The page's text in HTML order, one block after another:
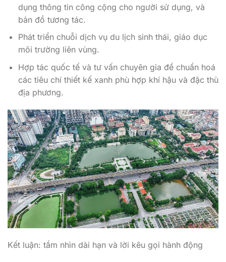
dụng thông tin công cộng cho người sử dụng, và
bản đồ tương tác.
Phát triển chuỗi dịch vụ du lịch sinh thái, giáo dục
môi trường liên vùng.
Hợp tác quốc tế và tư vấn chuyên gia để chuẩn hoá
các tiêu chí thiết kế xanh phù hợp khí hậu và đặc thù
địa phương.
Kết luận: tầm nhìn dài hạn và lời kêu gọi hành động